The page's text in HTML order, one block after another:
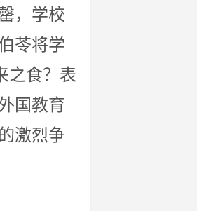
，学校
苓将学
之食？表
国教育
激烈争
育。